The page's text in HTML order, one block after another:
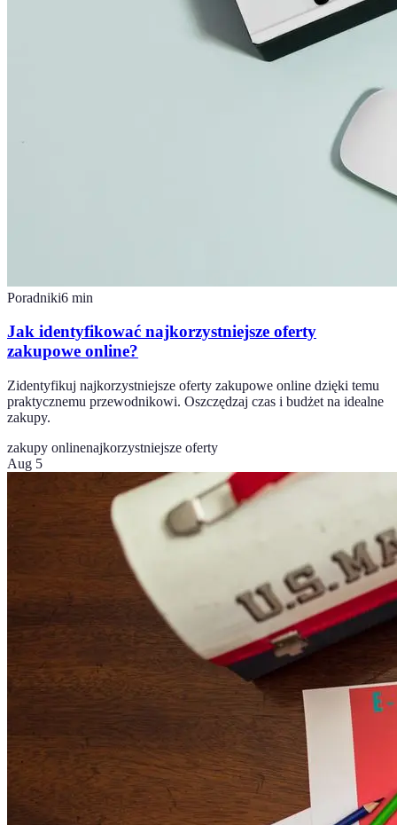
Poradniki6 min
Jak identyfikować najkorzystniejsze oferty
zakupowe online?
Zidentyfikuj najkorzystniejsze oferty zakupowe online dzięki temu
praktycznemu przewodnikowi. Oszczędzaj czas i budżet na idealne
zakupy.
zakupy onlinenajkorzystniejsze oferty
Aug 5